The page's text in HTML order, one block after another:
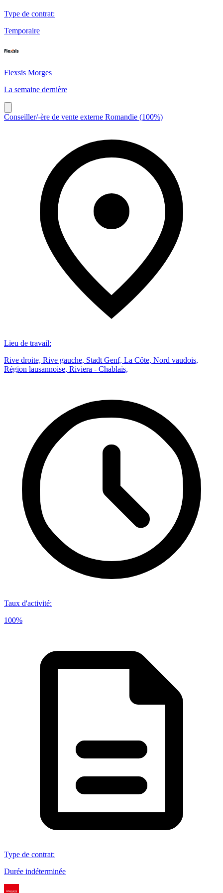
Type de contrat:
Temporaire
Flexsis Morges
La semaine dernière
Conseiller/-ère de vente externe Romandie (100%)
Lieu de travail:
Rive droite, Rive gauche, Stadt Genf, La Côte, Nord vaudois,
Région lausannoise, Riviera - Chablais,
Taux d'activité:
100%
Type de contrat:
Durée indéterminée